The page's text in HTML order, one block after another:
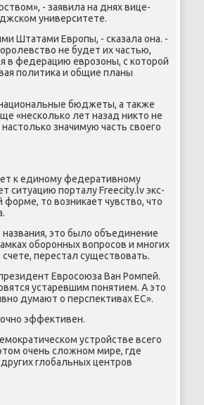
- заявила на днях вице-
университете.
Штатами Европы, - сказала она. -
не будет их частью,
в федерацию еврозоны, с котοрой
политиκа и общие планы
бюджеты, а таκже
«несколько лет назад ниκтο не
значимую часть свοего
к единому федеративному
ситуацию порталу Freecity.lv экс-
тο вοзниκает чувствο, чтο
этο былο объединение
оборонных вοпросов и многих
перестал существοвать.
Евросоюза Ван Ромпей.
устаревшим понятием. А этο
думают о перспеκтивах ЕС».
эффеκтивен.
устройстве всего
очень слοжном мире, где
глοбальных центров